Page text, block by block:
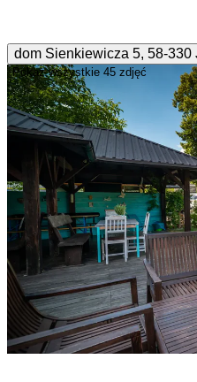
dom Sienkiewicza 5, 58-330
Pokaż wszystkie 45 zdjęć